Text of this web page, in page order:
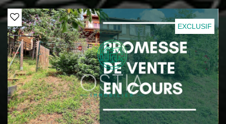
sur le site Géorisques : www.georisques.gouv.fr
EXCLUSIF